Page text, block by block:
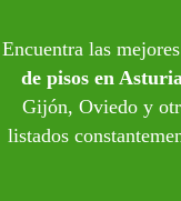
Encuentra las
de pisos en
Gijón, Oviedo y
listados